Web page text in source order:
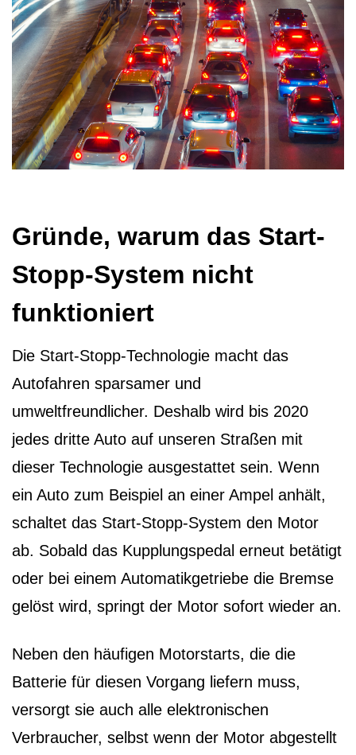
Gründe, warum das Start-
Stopp-System nicht
funktioniert
Die Start-Stopp-Technologie macht das
Autofahren sparsamer und
umweltfreundlicher. Deshalb wird bis 2020
jedes dritte Auto auf unseren Straßen mit
dieser Technologie ausgestattet sein. Wenn
ein Auto zum Beispiel an einer Ampel anhält,
schaltet das Start-Stopp-System den Motor
ab. Sobald das Kupplungspedal erneut betätigt
oder bei einem Automatikgetriebe die Bremse
gelöst wird, springt der Motor sofort wieder an.
Neben den häufigen Motorstarts, die die
Batterie für diesen Vorgang liefern muss,
versorgt sie auch alle elektronischen
Verbraucher, selbst wenn der Motor abgestellt